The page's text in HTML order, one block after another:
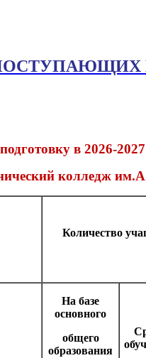
в 2026-
колледж
Количество
На базе
основного
общего
образования